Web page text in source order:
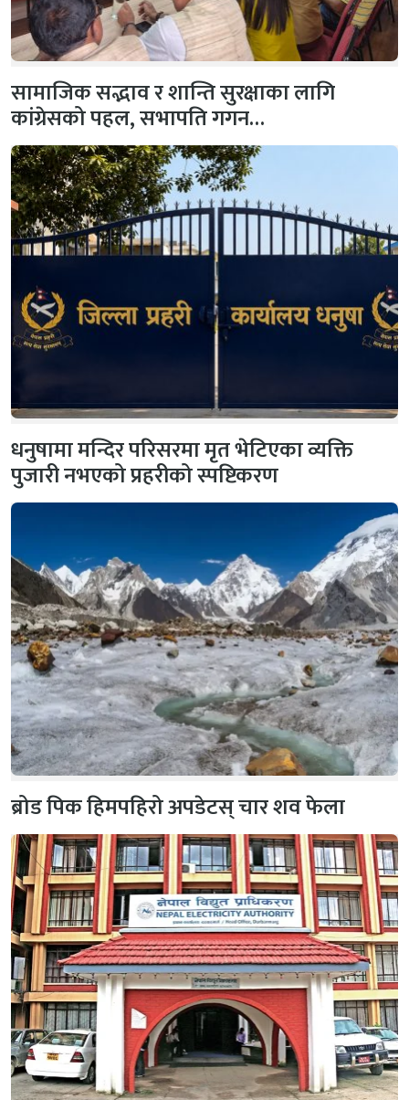
सामाजिक सद्भाव र शान्ति सुरक्षाका लागि
कांग्रेसको पहल, सभापति गगन…
धनुषामा मन्दिर परिसरमा मृत भेटिएका व्यक्ति
पुजारी नभएको प्रहरीको स्पष्टिकरण
ब्रोड पिक हिमपहिरो अपडेटस् चार शव फेला